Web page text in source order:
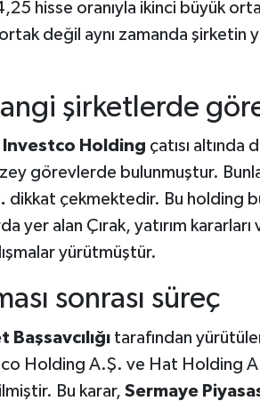
hisse oranıyla ikinci büyük
değil aynı zamanda
şirketlerde
Investco Holding çatısı altında
görevlerde bulunmuştur.
dikkat çekmektedir. Bu holding
yer alan Çırak, yatırım
yürütmüştür.
sonrası süreç
tarafından
Holding A.Ş. ve Hat Holding
Bu karar, Sermaye